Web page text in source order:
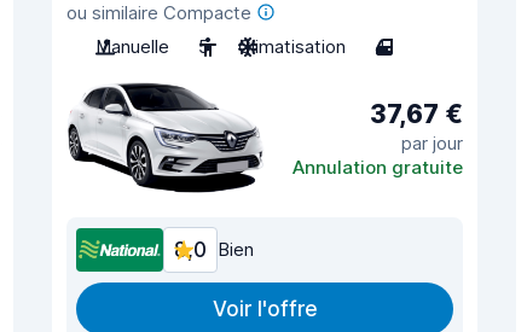
ou similaire Compacte
Manuelle
5 Climatisation 4
37,67 €
par jour
Annulation gratuite
8,0 Bien
Voir l'offre